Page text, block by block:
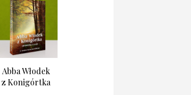
Abba Włodek
z Konigórtka